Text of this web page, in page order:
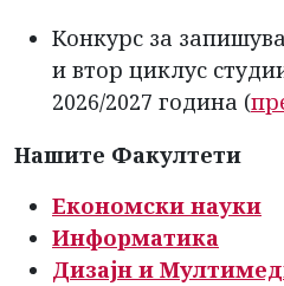
Конкурс за
и втор циклус
2026/2027 година (
Нашите Факултети
Економски науки
Информатика
Дизајн и